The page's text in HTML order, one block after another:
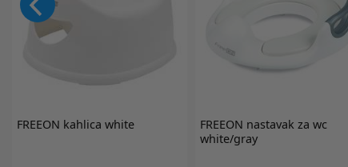
FREEON kahlica white FREEON nastavak za wc
white/gray